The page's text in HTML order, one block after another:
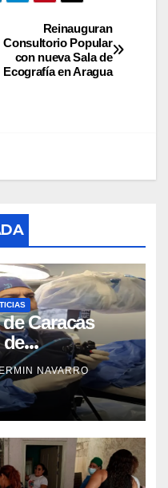
Reinauguran
Consultorio Popular
con nueva Sala de
Ecografía en Aragua
Caracas
para
de pacientes
NAVARRO